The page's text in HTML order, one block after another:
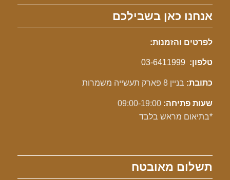
אנחנו כאן בשבילכם
לפרטים והזמנות:
טלפון: 03-6411999
כתובת: בניין 8 פארק תעשייה משמרות
שעות פתיחה:
*בתיאום מראש בלבד
תשלום מאובטח